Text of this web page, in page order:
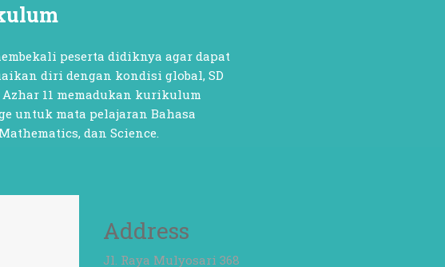
peserta didiknya agar dapat
diri dengan kondisi global, SD
11 memadukan kurikulum
untuk mata pelajaran Bahasa
dan Science.
Address
Jl. Raya Mulyosari 368